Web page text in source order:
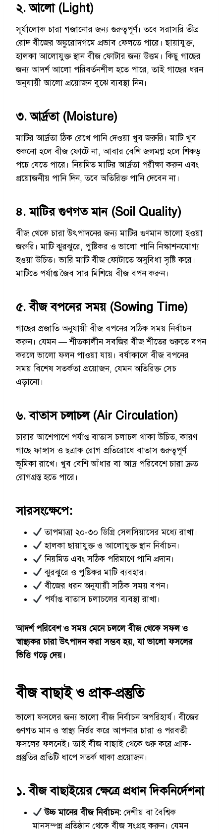
২. আলো (Light)
সূর্যালোক চারা গজানোর জন্য গুরুত্বপূর্ণ। তবে সরাসরি তীব্র
রোদ বীজের অঙ্কুরোদগমে প্রভাব ফেলতে পারে। ছায়াযুক্ত,
হালকা আলোযুক্ত স্থান বীজ ফোটার জন্য উত্তম। কিছু গাছের
জন্য আদর্শ আলো পরিবর্তনশীল হতে পারে, তাই গাছের ধরন
অনুযায়ী আলো প্রয়োজন বুঝে ব্যবস্থা নিন।
৩. আর্দ্রতা (Moisture)
মাটির আর্দ্রতা ঠিক রেখে পানি দেওয়া খুব জরুরি। মাটি খুব
শুকনো হলে বীজ ফোটে না, আবার বেশি জলমগ্ন হলে শিকড়
পচে যেতে পারে। নিয়মিত মাটির আর্দ্রতা পরীক্ষা করুন এবং
প্রয়োজনীয় পানি দিন, তবে অতিরিক্ত পানি দেবেন না।
৪. মাটির গুণগত মান (Soil Quality)
বীজ থেকে চারা উৎপাদনের জন্য মাটির গুণমান ভালো হওয়া
জরুরি। মাটি ঝুরঝুরে, পুষ্টিকর ও ভালো পানি নিস্কাশনযোগ্য
হওয়া উচিত। ভারি মাটি বীজ ফোটাতে অসুবিধা সৃষ্টি করে।
মাটিতে পর্যাপ্ত জৈব সার মিশিয়ে বীজ বপন করুন।
৫. বীজ বপনের সময় (Sowing Time)
গাছের প্রজাতি অনুযায়ী বীজ বপনের সঠিক সময় নির্বাচন
করুন। যেমন — শীতকালীন সবজির বীজ শীতের শুরুতে বপন
করলে ভালো ফলন পাওয়া যায়। বর্ষাকালে বীজ বপনের
সময় বিশেষ সতর্কতা প্রয়োজন, যেমন অতিরিক্ত সেচ
এড়ানো।
৬. বাতাস চলাচল (Air Circulation)
চারার আশেপাশে পর্যাপ্ত বাতাস চলাচল থাকা উচিত, কারণ
গাছে ফাঙ্গাস ও ছত্রাক রোগ প্রতিরোধে বাতাস গুরুত্বপূর্ণ
ভূমিকা রাখে। খুব বেশি আঁধার বা আদ্র পরিবেশে চারা দ্রুত
রোগগ্রস্ত হতে পারে।
সারসংক্ষেপে:
তাপমাত্রা ২০-৩০ ডিগ্রি সেলসিয়াসের মধ্যে রাখা।
হালকা ছায়াযুক্ত ও আলোযুক্ত স্থান নির্বাচন।
নিয়মিত এবং সঠিক পরিমাণে পানি প্রদান।
ঝুরঝুরে ও পুষ্টিকর মাটি ব্যবহার।
বীজের ধরন অনুযায়ী সঠিক সময় বপন।
পর্যাপ্ত বাতাস চলাচলের ব্যবস্থা রাখা।
আদর্শ পরিবেশ ও সময় মেনে চললে বীজ থেকে সফল ও
স্বাস্থ্যকর চারা উৎপাদন করা সম্ভব হয়, যা ভালো ফসলের
ভিত্তি গড়ে দেয়।
বীজ বাছাই ও প্রাক-প্রস্তুতি
ভালো ফসলের জন্য ভালো বীজ নির্বাচন অপরিহার্য। বীজের
গুণগত মান ও স্বাস্থ্য নির্ভর করে আপনার চারা ও পরবর্তী
ফসলের ফলনেই। তাই বীজ বাছাই থেকে শুরু করে প্রাক-
প্রস্তুতির প্রতিটি ধাপে সতর্ক থাকা প্রয়োজন।
১. বীজ বাছাইয়ের ক্ষেত্রে প্রধান দিকনির্দেশনা
উচ্চ মানের বীজ নির্বাচন: দেশীয় বা বৈশ্বিক
মানসম্পন্ন প্রতিষ্ঠান থেকে বীজ সংগ্রহ করুন। যেমন